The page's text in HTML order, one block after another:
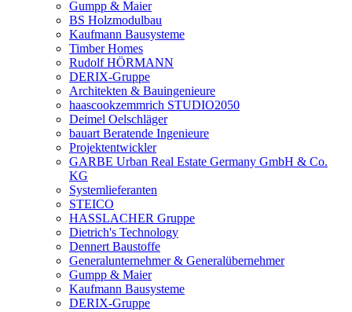
Gumpp & Maier
BS Holzmodulbau
Kaufmann Bausysteme
Timber Homes
Rudolf HÖRMANN
DERIX-Gruppe
Architekten & Bauingenieure
haascookzemmrich STUDIO2050
Deimel Oelschläger
bauart Beratende Ingenieure
Projektentwickler
GARBE Urban Real Estate Germany GmbH & Co.
KG
Systemlieferanten
STEICO
HASSLACHER Gruppe
Dietrich's Technology
Dennert Baustoffe
Generalunternehmer & Generalübernehmer
Gumpp & Maier
Kaufmann Bausysteme
DERIX-Gruppe